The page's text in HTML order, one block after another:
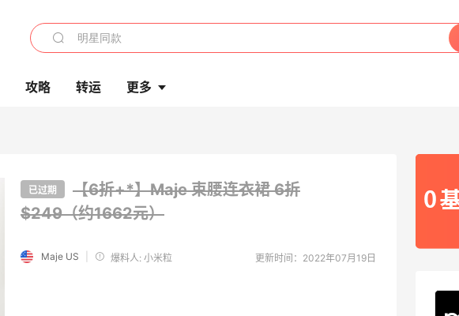
攻略 转运 更多
已过期 【6折+*】Maje 束腰连衣裙6折
$249（约1662元）
Maje US 爆料人: 小米粒 更新时间：2022年07月19日